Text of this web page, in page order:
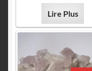
Lire Plus